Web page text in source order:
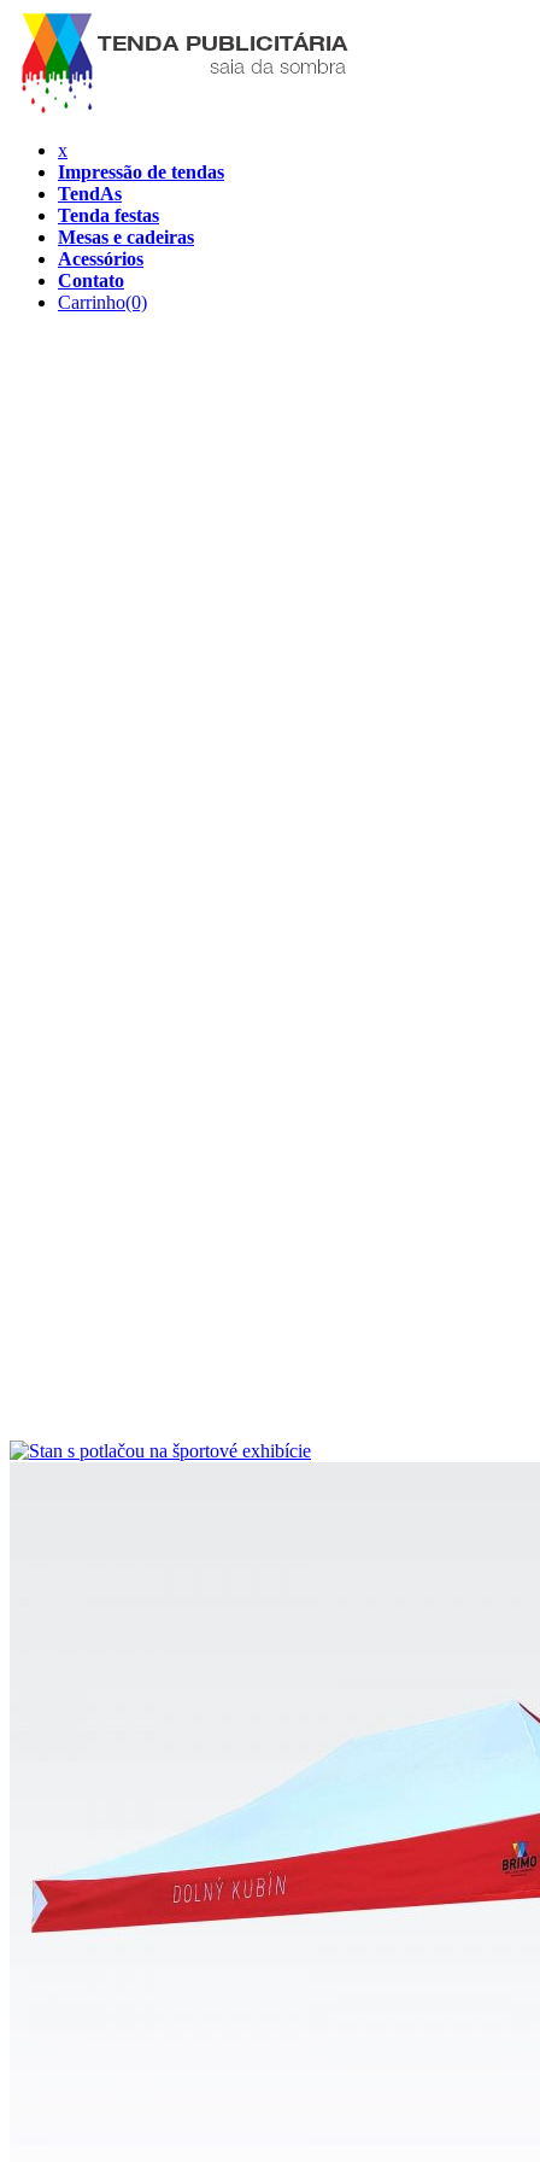
x
Impressão de tendas
TendAs
Tenda festas
Mesas e cadeiras
Acessórios
Contato
Carrinho(0)